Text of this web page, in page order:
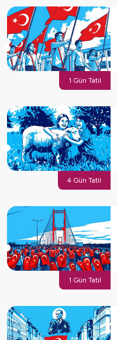
1 Gün Tatil
4Gün Tatil
1 Gün Tatil